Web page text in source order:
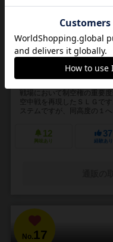
第二次世界大戦欧州上空の
戦場において制空権の重要
空中戦を再現したＳＬＧで
ステムですが、同高度の１へ
12
興味あり
37
経験あり
No.17